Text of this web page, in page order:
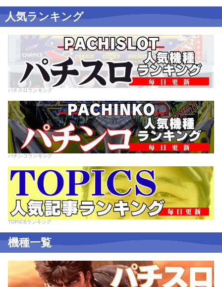
人気ランキング
パチスロランキング
パチンコランキング
TOPICSランキング
機種一覧